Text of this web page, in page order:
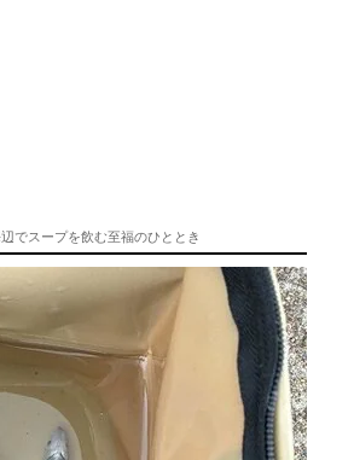
でスープを飲む至福のひととき